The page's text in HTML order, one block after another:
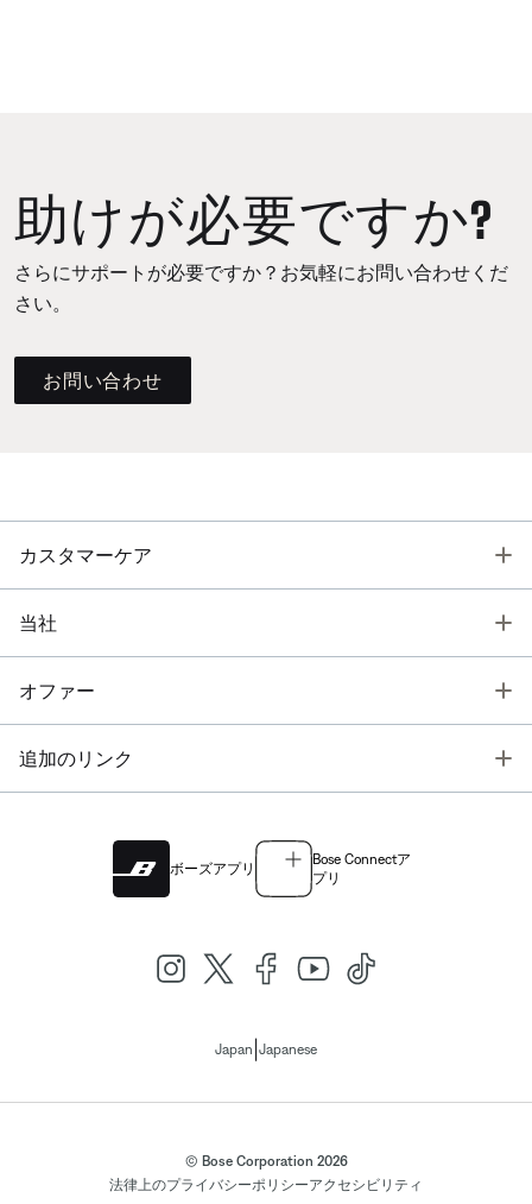
助けが必要ですか?
さらにサポートが必要ですか？お気軽にお問い合わせくだ
さい。
お問い合わせ
カスタマーケア
当社
オファー
追加のリンク
ボーズアプリ
Bose Connectア
プリ
Japan Japanese
© Bose Corporation 2026
法律上のプライバシーポリシーアクセシビリティ